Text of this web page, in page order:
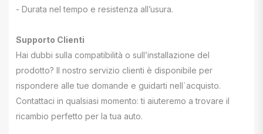
- Durata nel tempo e resistenza all’usura.
Supporto Clienti
Hai dubbi sulla compatibilità o sull’installazione del
prodotto? Il nostro servizio clienti è disponibile per
rispondere alle tue domande e guidarti nell`acquisto.
Contattaci in qualsiasi momento: ti aiuteremo a trovare il
ricambio perfetto per la tua auto.